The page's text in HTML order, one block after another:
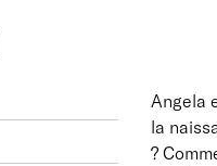
Angela
la
?